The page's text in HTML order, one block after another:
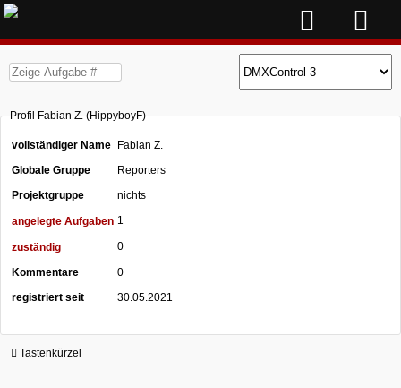
Profil Fabian Z. (HippyboyF)
vollständiger Name
Fabian Z.
Globale Gruppe
Reporters
Projektgruppe
nichts
angelegte Aufgaben 1
zuständig 0
Kommentare
0
registriert seit
30.05.2021
Tastenkürzel